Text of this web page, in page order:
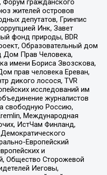
Форум гражданского
жителей островов
депутатов, Гринпис
Инк, Завет
фонд природы, BDR
Образовательный дом
Дом Прав Человека,
имени Бориса Звозскова,
прав человека Ереван,
дикого лосося, TVR
исследований им
журналистов
свободную Россию,
Международная
ИстЧам Финланд,
Европейский
и
Общество Сторожевой
Иеговы,